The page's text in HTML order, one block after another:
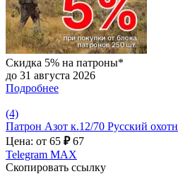
Скидка 5% на патроны*
до 31 августа 2026
Подробнее
(4)
Патрон Азот к.12/70 Русский
Цена: от 65 ₽ 67
Telegram MAX
Скопировать ссылку